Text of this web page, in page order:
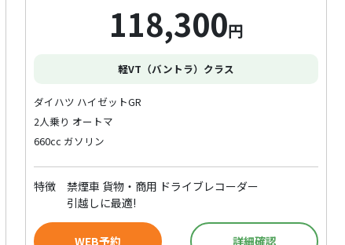
118,300円
軽VT（バントラ）クラス
ダイハツ ハイゼットGR
2人乗り オートマ
660cc ガソリン
特徴
禁煙車 貨物・商用 ドライブレコーダー
引越しに最適!
WEB予約 詳細確認